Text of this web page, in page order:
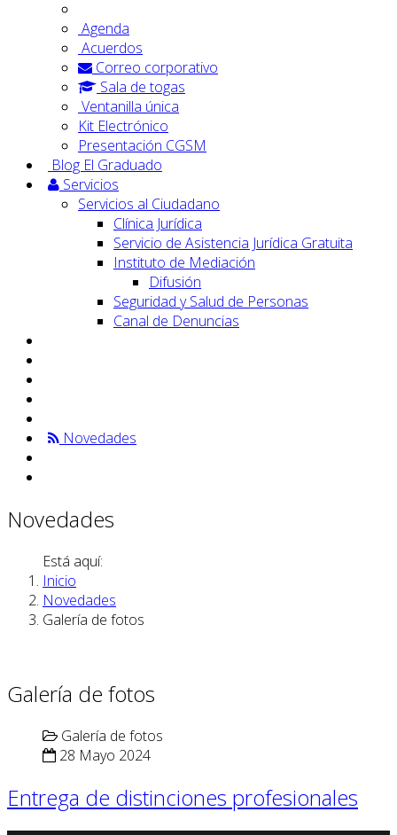
Agenda
Acuerdos
Correo corporativo
Sala de togas
Ventanilla única
Kit Electrónico
Presentación CGSM
Blog El Graduado
Servicios
Servicios al Ciudadano
Clínica Jurídica
Servicio de Asistencia Jurídica Gratuita
Instituto de Mediación
Difusión
Seguridad y Salud de Personas
Canal de Denuncias
Novedades
Novedades
Está aquí:
Inicio
Novedades
Galería de fotos
Galería de fotos
Galería de fotos
28 Mayo 2024
Entrega de distinciones profesionales